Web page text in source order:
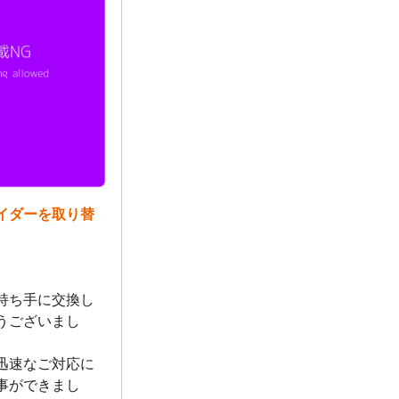
ダーを取り替
ち手に交換し
ございまし
速なご対応に
ができまし